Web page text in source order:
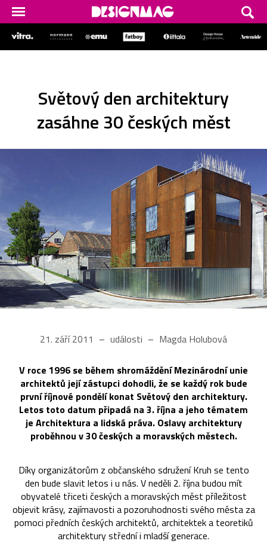
Světový den architektury
zasáhne 30 českých měst
21. září 2011 události Magda Holubová
V roce 1996 se během shromáždění Mezinárodní unie
architektů její zástupci dohodli, že se každý rok bude
první říjnové pondělí konat Světový den architektury.
Letos toto datum připadá na 3. října a jeho tématem
je Architektura a lidská práva. Oslavy architektury
proběhnou v 30 českých a moravských městech.
Díky organizátorům z občanského sdružení Kruh se tento
den bude slavit letos i u nás. V neděli 2. října budou mít
obyvatelé třiceti českých a moravských měst příležitost
objevit krásy, zajímavosti a pozoruhodnosti svého města za
pomoci předních českých architektů, architektek a teoretiků
architektury střední i mladší generace.